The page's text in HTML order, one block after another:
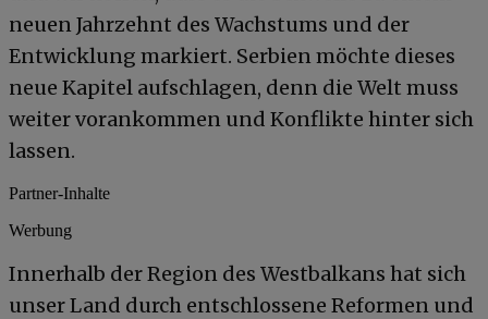
neuen Jahrzehnt des Wachstums und der
Entwicklung markiert. Serbien möchte dieses
neue Kapitel aufschlagen, denn die Welt muss
weiter vorankommen und Konflikte hinter sich
lassen.
Partner-Inhalte
Werbung
Innerhalb der Region des Westbalkans hat sich
unser Land durch entschlossene Reformen und